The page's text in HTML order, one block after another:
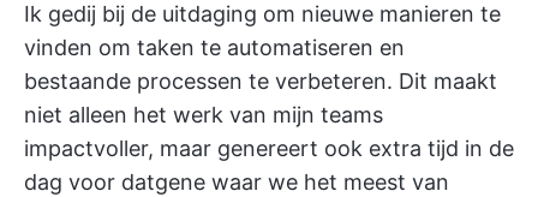
Ik gedij bij de uitdaging om nieuwe manieren te
vinden om taken te automatiseren en
bestaande processen te verbeteren. Dit maakt
niet alleen het werk van mijn teams
impactvoller, maar genereert ook extra tijd in de
dag voor datgene waar we het meest van